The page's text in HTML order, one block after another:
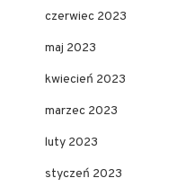
czerwiec 2023
maj 2023
kwiecień 2023
marzec 2023
luty 2023
styczeń 2023